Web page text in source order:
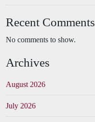
Recent Comments
No comments to show.
Archives
August 2026
July 2026